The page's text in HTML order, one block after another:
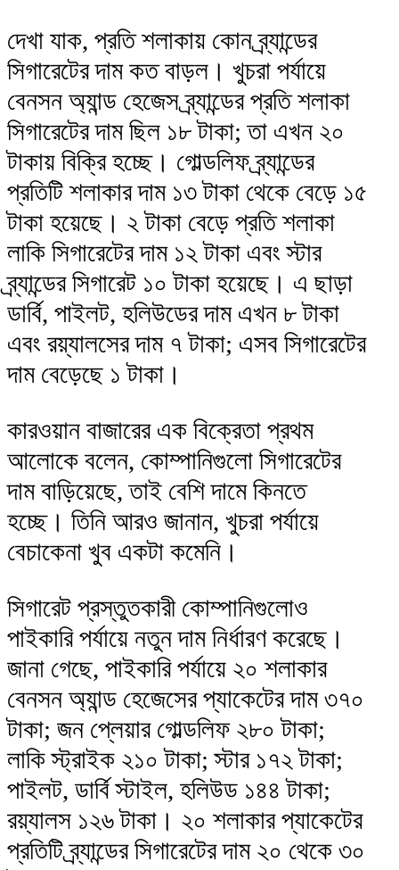
দেখা যাক, প্রতি শলাকায় কোন ব্র্যান্ডের
সিগারেটের দাম কত বাড়ল। খুচরা পর্যায়ে
বেনসন অ্যান্ড হেজেস ব্র্যান্ডের প্রতি শলাকা
সিগারেটের দাম ছিল ১৮ টাকা; তা এখন ২০
টাকায় বিক্রি হচ্ছে। গোল্ডলিফ ব্র্যান্ডের
প্রতিটি শলাকার দাম ১৩ টাকা থেকে বেড়ে ১৫
টাকা হয়েছে। ২ টাকা বেড়ে প্রতি শলাকা
লাকি সিগারেটের দাম ১২ টাকা এবং স্টার
ব্র্যান্ডের সিগারেট ১০ টাকা হয়েছে। এ ছাড়া
ডার্বি, পাইলট, হলিউডের দাম এখন ৮ টাকা
এবং রয়্যালসের দাম ৭ টাকা; এসব সিগারেটের
দাম বেড়েছে ১ টাকা।
কারওয়ান বাজারের এক বিক্রেতা প্রথম
আলোকে বলেন, কোম্পানিগুলো সিগারেটের
দাম বাড়িয়েছে, তাই বেশি দামে কিনতে
হচ্ছে। তিনি আরও জানান, খুচরা পর্যায়ে
বেচাকেনা খুব একটা কমেনি।
সিগারেট প্রস্তুতকারী কোম্পানিগুলোও
পাইকারি পর্যায়ে নতুন দাম নির্ধারণ করেছে।
জানা গেছে, পাইকারি পর্যায়ে ২০ শলাকার
বেনসন অ্যান্ড হেজেসের প্যাকেটের দাম ৩৭০
টাকা; জন প্লেয়ার গোল্ডলিফ ২৮০ টাকা;
লাকি স্ট্রাইক ২১০ টাকা; স্টার ১৭২ টাকা;
পাইলট, ডার্বি স্টাইল, হলিউড ১৪৪ টাকা;
রয়্যালস ১২৬ টাকা। ২০ শলাকার প্যাকেটের
প্রতিটি ব্র্যান্ডের সিগারেটের দাম ২০ থেকে ৩০